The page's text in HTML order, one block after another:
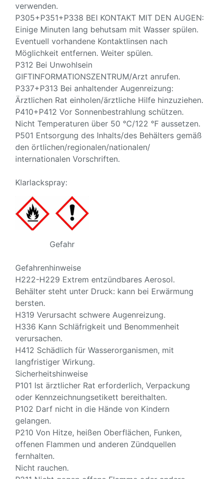
verwenden.
P305+P351+P338 BEI KONTAKT MIT DEN AUGEN:
Einige Minuten lang behutsam mit Wasser spülen.
Eventuell vorhandene Kontaktlinsen nach
Möglichkeit entfernen. Weiter spülen.
P312 Bei Unwohlsein
GIFTINFORMATIONSZENTRUM/Arzt anrufen.
P337+P313 Bei anhaltender Augenreizung:
Ärztlichen Rat einholen/ärztliche Hilfe hinzuziehen.
P410+P412 Vor Sonnenbestrahlung schützen.
Nicht Temperaturen über 50 °C/122 °F aussetzen.
P501 Entsorgung des Inhalts/des Behälters gemäß
den örtlichen/regionalen/nationalen/
internationalen Vorschriften.
Klarlackspray:
Gefahr
Gefahrenhinweise
H222-H229 Extrem entzündbares Aerosol.
Behälter steht unter Druck: kann bei Erwärmung
bersten.
H319 Verursacht schwere Augenreizung.
H336 Kann Schläfrigkeit und Benommenheit
verursachen.
H412 Schädlich für Wasserorganismen, mit
langfristiger Wirkung.
Sicherheitshinweise
P101 Ist ärztlicher Rat erforderlich, Verpackung
oder Kennzeichnungsetikett bereithalten.
P102 Darf nicht in die Hände von Kindern
gelangen.
P210 Von Hitze, heißen Oberflächen, Funken,
offenen Flammen und anderen Zündquellen
fernhalten.
Nicht rauchen.